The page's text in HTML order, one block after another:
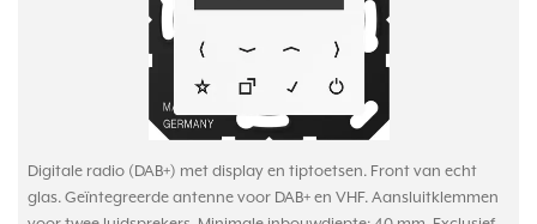
Digitale radio (DAB+) met display en tiptoetsen. Front van echt
glas. Geïntegreerde antenne voor DAB+ en VHF. Aansluitklemmen